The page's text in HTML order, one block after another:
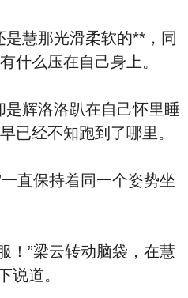
那光滑柔软的**，同
什么压在自己身上。
辉洛洛趴在自己怀里睡
已经不知跑到了哪里。
保持着同一个姿势坐
”梁云转动脑袋，在慧
说道。